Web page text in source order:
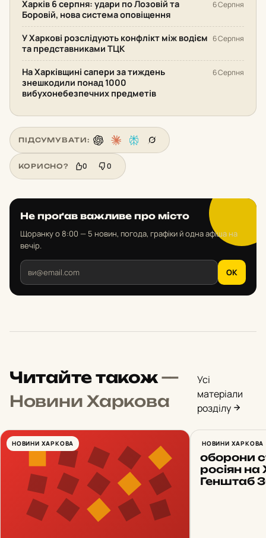
Харків 6 серпня: удари по Лозовій та
Боровій, нова система оповіщення
6 Серпня
У Харкові розслідують конфлікт між водієм
та представниками ТЦК
6 Серпня
На Харківщині сапери за тиждень
знешкодили понад 1000
вибухонебезпечних предметів
6 Серпня
ПІДСУМУВАТИ:
КОРИСНО? 0 0
Не проґав важливе про місто
Щоранку о 8:00 — 5 новин, погода, графіки й одна афіша на
вечір.
OK
Читайте також—
Новини Харкова
Усі
матеріали
розділу
НОВИНИ ХАРКОВА НОВИНИ ХАРКОВА
23 атаки
оборони
росіян на
Генштаб